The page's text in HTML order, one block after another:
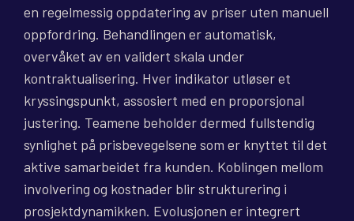
en regelmessig oppdatering av priser uten manuell
oppfordring. Behandlingen er automatisk,
overvåket av en validert skala under
kontraktualisering. Hver indikator utløser et
kryssingspunkt, assosiert med en proporsjonal
justering. Teamene beholder dermed fullstendig
synlighet på prisbevegelsene som er knyttet til det
aktive samarbeidet fra kunden. Koblingen mellom
involvering og kostnader blir strukturering i
prosjektdynamikken. Evolusjonen er integrert